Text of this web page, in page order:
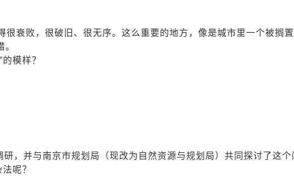
衰败，很破旧、很无序。这么重要的地方，像是城市里一个被搁
模样？
，并与南京市规划局（现改为自然资源与规划局）共同探讨了这个
呢？